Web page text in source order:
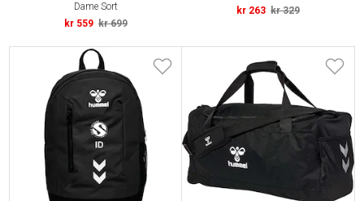
Dame Sort
kr 559 kr 699
kr 263 kr 329